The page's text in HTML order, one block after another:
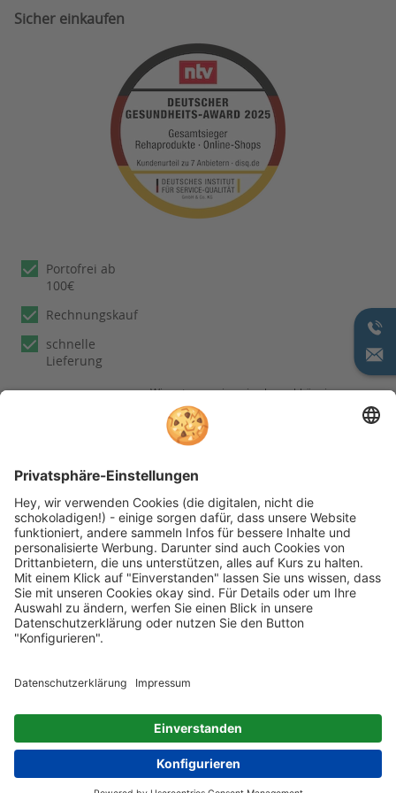
Sicher einkaufen
Portofrei ab
100€
Rechnungskauf
schnelle
Lieferung
Wir nutzen reviews.io als unabhängigen
Dienstleister für die Einholung von
Bewertungen. Erfahren Sie mehr unter
unserenInformationen zu
Kundenbewertungen
Folgen Sie rehashop auch auf folgenden Kanälen
* Alle Preise inkl. gesetzl. Mehrwertsteuer zzgl.
Versandkosten wenn nicht anders beschrieben
ImpressumAGBDatenschutzBarrierefreiheitserklärung